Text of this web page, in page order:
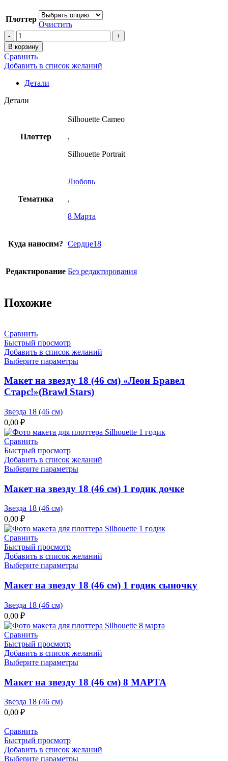
Плоттер
Очистить
В корзину
Сравнить
Добавить в список желаний
Детали
Детали
Плоттер
Silhouette Cameo
,
Silhouette Portrait
Тематика
Любовь
,
8 Марта
Куда наносим? Сердце18
Редактирование Без редактирования
Похожие
Сравнить
Быстрый просмотр
Добавить в список желаний
Выберите параметры
Макет на звезду 18 (46 см) «Леон Бравел
Старс!»(Brawl Stars)
Звезда 18 (46 см)
0,00 ₽
Сравнить
Быстрый просмотр
Добавить в список желаний
Выберите параметры
Макет на звезду 18 (46 см) 1 годик дочке
Звезда 18 (46 см)
0,00 ₽
Сравнить
Быстрый просмотр
Добавить в список желаний
Выберите параметры
Макет на звезду 18 (46 см) 1 годик сыночку
Звезда 18 (46 см)
0,00 ₽
Сравнить
Быстрый просмотр
Добавить в список желаний
Выберите параметры
Макет на звезду 18 (46 см) 8 МАРТА
Звезда 18 (46 см)
0,00 ₽
Сравнить
Быстрый просмотр
Добавить в список желаний
Выберите параметры